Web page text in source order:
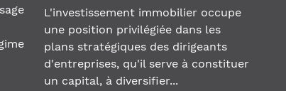
L'investissement immobilier occupe
une position privilégiée dans les
plans stratégiques des dirigeants
d'entreprises, qu'il serve à constituer
un capital, à diversifier...